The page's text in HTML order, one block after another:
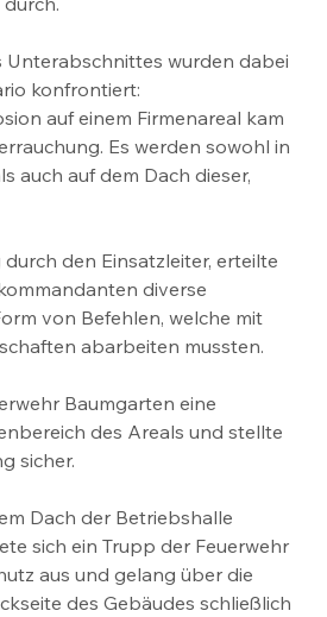
Unterabschnittes wurden dabei
konfrontiert:
auf einem Firmenareal kam
Es werden sowohl in
auch auf dem Dach dieser,
den Einsatzleiter, erteilte
diverse
von Befehlen, welche mit
abarbeiten mussten.
Baumgarten eine
des Areals und stellte
sicher.
Dach der Betriebshalle
sich ein Trupp der Feuerwehr
aus und gelang über die
des Gebäudes schließlich